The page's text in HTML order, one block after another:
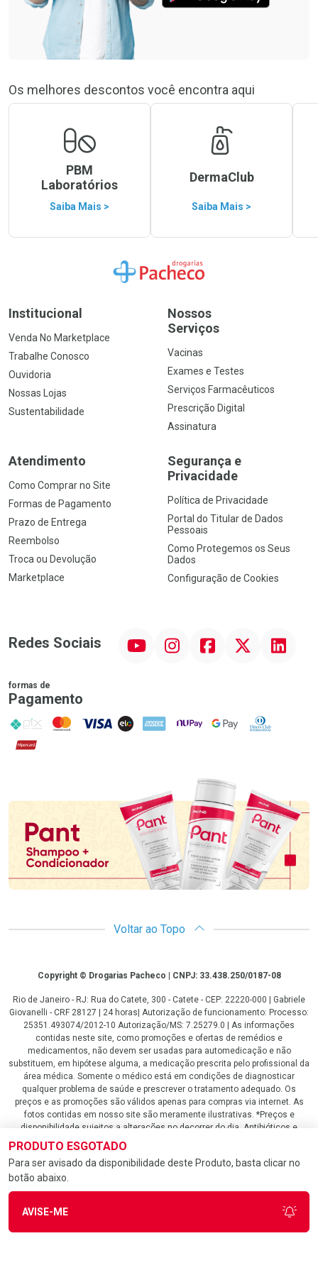
PRODUTO ESGOTADO
Para ser avisado da disponibilidade deste Produto, basta clicar no
botão abaixo.
AVISE-ME
Os melhores descontos você encontra aqui
PBM
Laboratórios
Saiba Mais >
DermaClub
Saiba Mais >
Ir para a Home
Institucional
Venda No Marketplace
Trabalhe Conosco
Ouvidoria
Nossas Lojas
Sustentabilidade
Nossos
Serviços
Vacinas
Exames e Testes
Serviços Farmacêuticos
Prescrição Digital
Assinatura
Atendimento
Como Comprar no Site
Formas de Pagamento
Prazo de Entrega
Reembolso
Troca ou Devolução
Marketplace
Segurança e
Privacidade
Política de Privacidade
Portal do Titular de Dados
Pessoais
Como Protegemos os Seus
Dados
Configuração de Cookies
Redes Sociais InstagramFacebookTwitter Linkedin
formas de
Pagamento
PIX MasterCard
VISA ELO AMEX NuPay Google PayDiners Club
Hipercard
Promoção em Destaque
Voltar ao Topo
CopyrightCopyright © Drogarias Pacheco | CNPJ: 33.438.250/0187-08
Rio de Janeiro - RJ: Rua do Catete, 300 - Catete - CEP: 22220-000 | Gabriele
Giovanelli - CRF 28127 | 24 horas| Autorização de funcionamento: Processo:
25351.493074/2012-10 Autorização/MS: 7.25279.0 | As informações
contidas neste site, como promoções e ofertas de remédios e
medicamentos, não devem ser usadas para automedicação e não
substituem, em hipótese alguma, a medicação prescrita pelo profissional da
área médica. Somente o médico está em condições de diagnosticar
qualquer problema de saúde e prescrever o tratamento adequado. Os
preços e as promoções são válidos apenas para compras via internet. As
fotos contidas em nosso site são meramente ilustrativas. *Preços e
disponibilidade sujeitos a alterações no decorrer do dia. Antibióticos e
antimicrobianos vendas apenas em lojas físicas ou televendas. Portaria nº
344 - 01/02/1999 - Ministério da Saúde. Horário de funcionamento Central
de Vendas e Atendimento ao Cliente 4020 4404 ou 0800 282 10 10 de
LGPD Aceite os Cookies